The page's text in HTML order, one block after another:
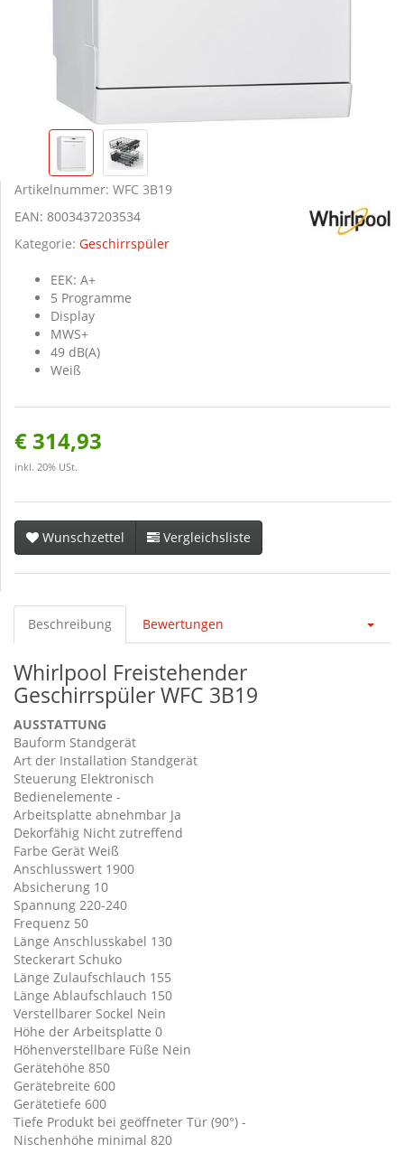
Artikelnummer: WFC 3B19
EAN: 8003437203534
Kategorie: Geschirrspüler
EEK: A+
5 Programme
Display
MWS+
49 dB(A)
Weiß
€ 314,93
inkl. 20% USt.
Wunschzettel Vergleichsliste
Beschreibung Bewertungen
Whirlpool Freistehender
Geschirrspüler WFC 3B19
AUSSTATTUNG
Bauform Standgerät
Art der Installation Standgerät
Steuerung Elektronisch
Bedienelemente -
Arbeitsplatte abnehmbar Ja
Dekorfähig Nicht zutreffend
Farbe Gerät Weiß
Anschlusswert 1900
Absicherung 10
Spannung 220-240
Frequenz 50
Länge Anschlusskabel 130
Steckerart Schuko
Länge Zulaufschlauch 155
Länge Ablaufschlauch 150
Verstellbarer Sockel Nein
Höhe der Arbeitsplatte 0
Höhenverstellbare Füße Nein
Gerätehöhe 850
Gerätebreite 600
Gerätetiefe 600
Tiefe Produkt bei geöffneter Tür (90°) -
Nischenhöhe minimal 820